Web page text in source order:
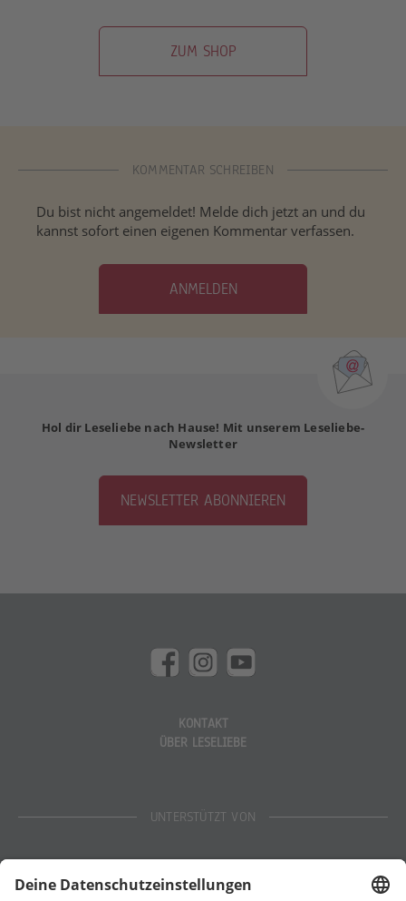
ZUM SHOP
KOMMENTAR SCHREIBEN
Du bist nicht angemeldet! Melde dich jetzt an und du
kannst sofort einen eigenen Kommentar verfassen.
ANMELDEN
Hol dir Leseliebe nach Hause! Mit unserem Leseliebe-
Newsletter
NEWSLETTER ABONNIEREN
KONTAKT
ÜBER LESELIEBE
UNTERSTÜTZT VON